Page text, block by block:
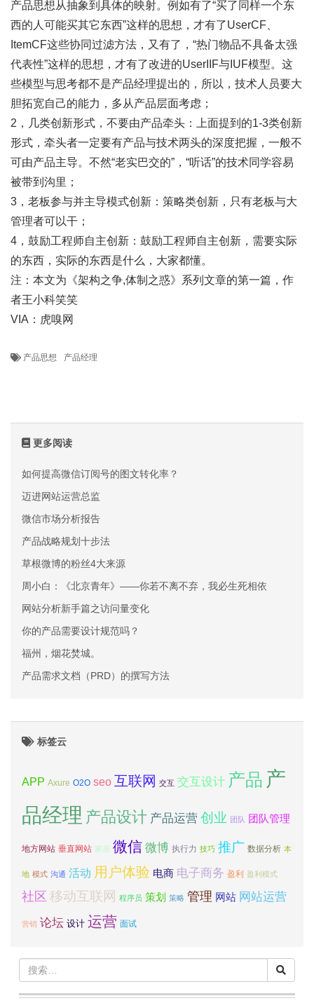
产品思想从抽象到具体的映射。例如有了“买了同样一个东
西的人可能买其它东西”这样的思想，才有了UserCF、
ItemCF这些协同过滤方法，又有了，“热门物品不具备太强
代表性”这样的思想，才有了改进的UserIIF与IUF模型。这
些模型与思考都不是产品经理提出的，所以，技术人员要大
胆拓宽自己的能力，多从产品层面考虑；
2，几类创新形式，不要由产品牵头：上面提到的1-3类创新
形式，牵头者一定要有产品与技术两头的深度把握，一般不
可由产品主导。不然“老实巴交的”，“听话”的技术同学容易
被带到沟里；
3，老板参与并主导模式创新：策略类创新，只有老板与大
管理者可以干；
4，鼓励工程师自主创新：鼓励工程师自主创新，需要实际
的东西，实际的东西是什么，大家都懂。
注：本文为《架构之争,体制之惑》系列文章的第一篇，作
者王小科笑笑
VIA：虎嗅网
产品思想 产品经理
更多阅读
如何提高微信订阅号的图文转化率？
迈进网站运营总监
微信市场分析报告
产品战略规划十步法
草根微博的粉丝4大来源
周小白：《北京青年》——你若不离不弃，我必生死相依
网站分析新手篇之访问量变化
你的产品需要设计规范吗？
福州，烟花焚城。
产品需求文档（PRD）的撰写方法
标签云
APP Axure O2O seo 互联网 交互 交互设计 产品 产
品经理 产品设计 产品运营 创业 团队 团队管理
地方网站 垂直网站 家居 微信 微博 执行力 技巧 推广 数据分析 本
地 模式 沟通 活动 用户体验 电商 电子商务 盈利 盈利模式
社区 移动互联网 程序员 策划 策略 管理 网站 网站运营
营销 论坛 设计 运营 面试